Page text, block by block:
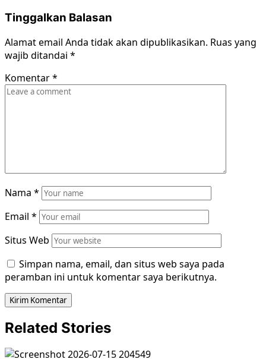
Tinggalkan Balasan
Alamat email Anda tidak akan dipublikasikan. Ruas yang
wajib ditandai *
Komentar*
Nama *
Email *
Situs Web
Simpan nama, email, dan situs web saya pada
peramban ini untuk komentar saya berikutnya.
Related Stories